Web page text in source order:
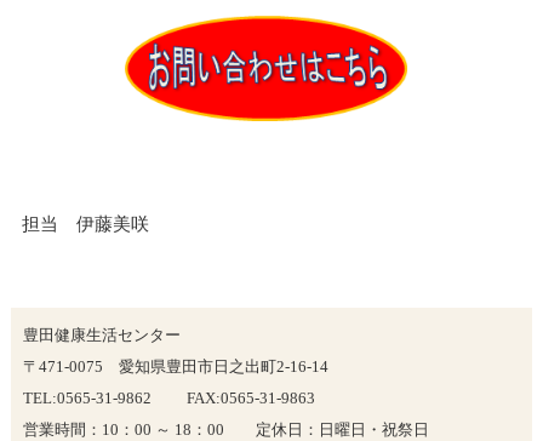
担当 伊藤美咲
豊田健康生活センター
〒471-0075 愛知県豊田市日之出町2-16-14
TEL:0565-31-9862 FAX:0565-31-9863
営業時間：10：00 ～ 18：00 定休日：日曜日・祝祭日